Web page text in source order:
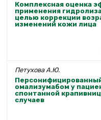
Комплексная оценка
применения
целью коррекции
изменений кожи лица
Петухова А.Ю.
омализумабом у
спонтанной
случаев